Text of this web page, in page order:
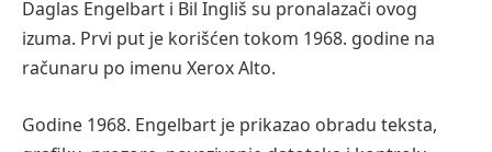
Daglas Engelbart i Bil Ingliš su pronalazači ovog
izuma. Prvi put je korišćen tokom 1968. godine na
računaru po imenu Xerox Alto.
Godine 1968. Engelbart je prikazao obradu teksta,